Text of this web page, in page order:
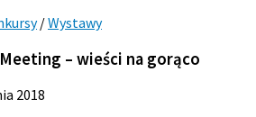
/Wystawy
– wieści na gorąco
2018